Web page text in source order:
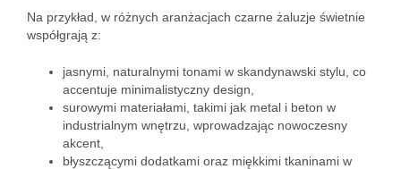
Na przykład, w różnych aranżacjach czarne żaluzje świetnie
współgrają z:
jasnymi, naturalnymi tonami w skandynawski stylu, co
accentuje minimalistyczny design,
surowymi materiałami, takimi jak metal i beton w
industrialnym wnętrzu, wprowadzając nowoczesny
akcent,
błyszczącymi dodatkami oraz miękkimi tkaninami w